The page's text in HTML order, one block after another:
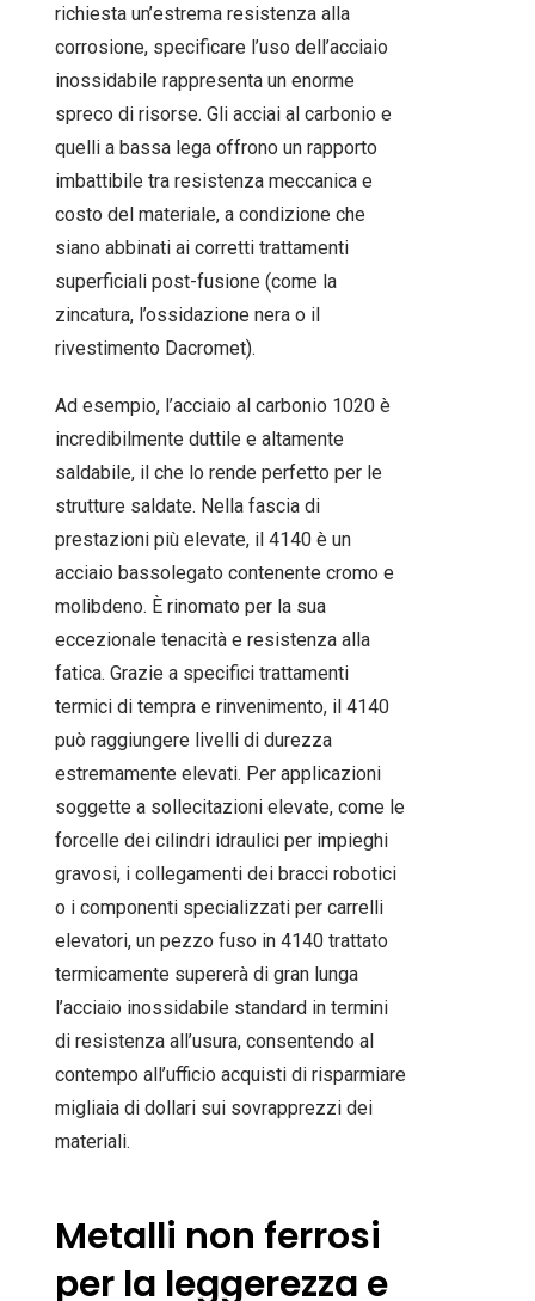
richiesta un’estrema resistenza alla
corrosione, specificare l’uso dell’acciaio
inossidabile rappresenta un enorme
spreco di risorse. Gli acciai al carbonio e
quelli a bassa lega offrono un rapporto
imbattibile tra resistenza meccanica e
costo del materiale, a condizione che
siano abbinati ai corretti trattamenti
superficiali post-fusione (come la
zincatura, l’ossidazione nera o il
rivestimento Dacromet).
Ad esempio, l’acciaio al carbonio 1020 è
incredibilmente duttile e altamente
saldabile, il che lo rende perfetto per le
strutture saldate. Nella fascia di
prestazioni più elevate, il 4140 è un
acciaio bassolegato contenente cromo e
molibdeno. È rinomato per la sua
eccezionale tenacità e resistenza alla
fatica. Grazie a specifici trattamenti
termici di tempra e rinvenimento, il 4140
può raggiungere livelli di durezza
estremamente elevati. Per applicazioni
soggette a sollecitazioni elevate, come le
forcelle dei cilindri idraulici per impieghi
gravosi, i collegamenti dei bracci robotici
o i componenti specializzati per carrelli
elevatori, un pezzo fuso in 4140 trattato
termicamente supererà di gran lunga
l’acciaio inossidabile standard in termini
di resistenza all’usura, consentendo al
contempo all’ufficio acquisti di risparmiare
migliaia di dollari sui sovrapprezzi dei
materiali.
Metalli non ferrosi
per la leggerezza e